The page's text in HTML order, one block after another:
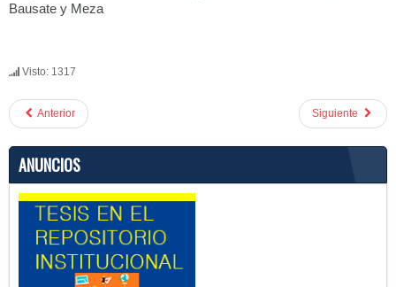
Bausate y Meza
Visto: 1317
Anterior Siguiente
ANUNCIOS